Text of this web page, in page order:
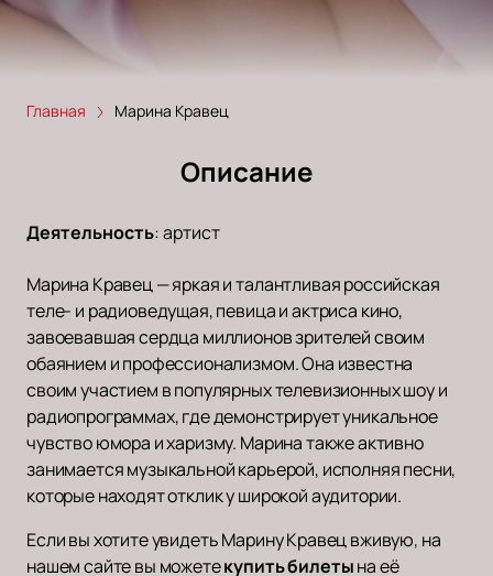
Главная Марина Кравец
Описание
Деятельность:артист
Марина Кравец — яркая и талантливая российская
теле- и радиоведущая, певица и актриса кино,
завоевавшая сердца миллионов зрителей своим
обаянием и профессионализмом. Она известна
своим участием в популярных телевизионных шоу и
радиопрограммах, где демонстрирует уникальное
чувство юмора и харизму. Марина также активно
занимается музыкальной карьерой, исполняя песни,
которые находят отклик у широкой аудитории.
Если вы хотите увидеть Марину Кравец вживую, на
нашем сайте вы можетекупить билетына её